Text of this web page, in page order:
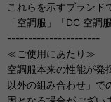
これらを示すブランド
「空調服」「DC 空調
----------------------
≪ご使用にあたり≫
空調服本来の性能が発
以外の組み合わせ」で